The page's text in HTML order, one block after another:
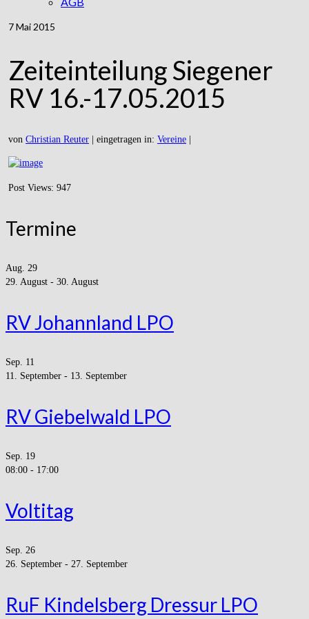
7Mai 2015
Zeiteinteilung Siegener
RV 16.-17.05.2015
von Christian Reuter eingetragen in: Vereine
Post Views: 947
Termine
Aug. 29
29. August - 30. August
RV Johannland LPO
Sep. 11
11. September - 13. September
RV Giebelwald LPO
Sep. 19
08:00 - 17:00
Voltitag
Sep. 26
26. September - 27. September
RuF Kindelsberg Dressur LPO